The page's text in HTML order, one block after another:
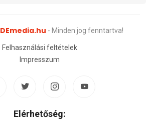
DEmedia.hu - Minden jog fenntartva!
Felhasználási feltételek
Impresszum
Elérhetőség: